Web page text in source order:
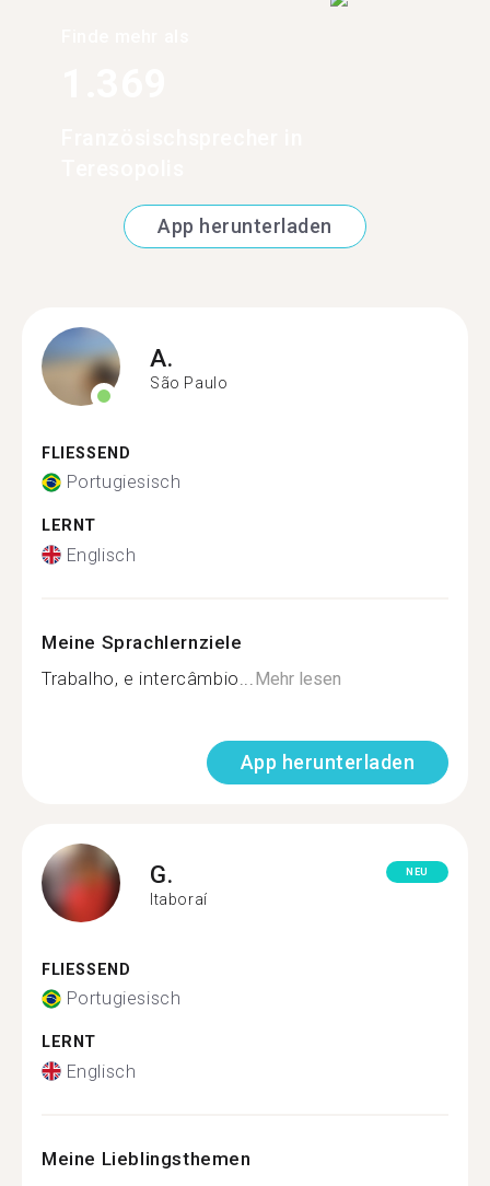
App herunterladen
A.
São Paulo
FLIESSEND
Portugiesisch
LERNT
Englisch
Meine Sprachlernziele
Trabalho, e intercâmbio... Mehr lesen
App herunterladen
G.
Itaboraí
NEU
FLIESSEND
Portugiesisch
LERNT
Englisch
Meine Lieblingsthemen